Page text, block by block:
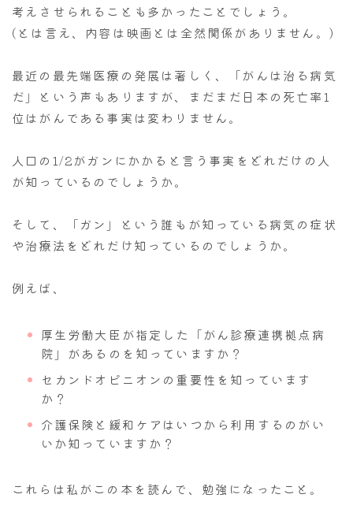
考えさせられることも多かったことでしょう。
(とは言え、内容は映画とは全然関係がありません。)
最近の最先端医療の発展は著しく、「がんは治る病気
だ」という声もありますが、まだまだ日本の死亡率1
位はがんである事実は変わりません。
人口の1/2がガンにかかると言う事実をどれだけの人
が知っているのでしょうか。
そして、「ガン」という誰もが知っている病気の症状
や治療法をどれだけ知っているのでしょうか。
例えば、
厚生労働大臣が指定した「がん診療連携拠点病
院」があるのを知っていますか？
セカンドオピニオンの重要性を知っています
か？
介護保険と緩和ケアはいつから利用するのがい
いか知っていますか？
これらは私がこの本を読んで、勉強になったこと。